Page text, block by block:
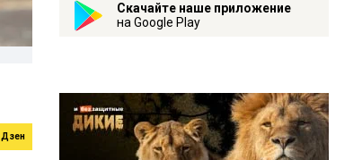
Дзен
Скачайте наше приложение
на Google Play